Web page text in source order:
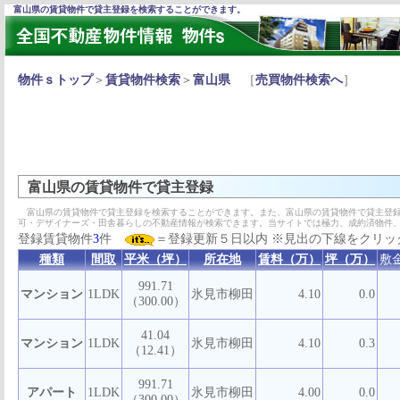
富山県の賃貸物件で貸主登録を検索することができます。
物件ｓトップ＞ 賃貸物件検索 ＞ 富山県［売買物件検索へ］
富山県の賃貸物件で貸主登録
富山県の賃貸物件で貸主登録を検索することができます。また、富山県の賃貸物件で貸主
可・デザイナーズ・田舎暮らしの不動産情報が検索できます。当サイトでは極力、成約済物
登録賃貸物件3件
＝登録更新５日以内 ※見出の下線をクリ
種類
間取 平米（坪） 所在地 賃料（万） 坪（万） 敷
マンション 1LDK
991.71
（300.00）
氷見市柳田 4.10 0.0
マンション 1LDK
41.04
（12.41）
氷見市柳田 4.10 0.3
アパート 1LDK
991.71
氷見市柳田 4.00 0.0